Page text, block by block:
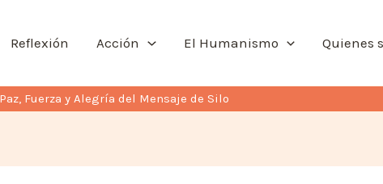
Reflexión Acción El Humanismo Quienes
Fuerza y Alegría del Mensaje de Silo